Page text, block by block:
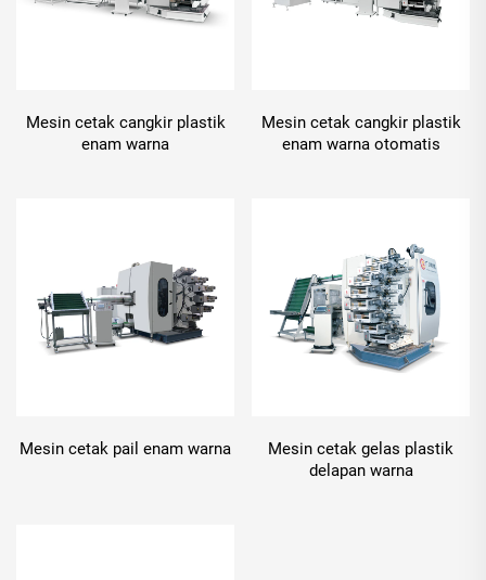
Mesin cetak cangkir plastik
enam warna
Mesin cetak cangkir plastik
enam warna otomatis
Mesin cetak pail enam warna
Mesin cetak gelas plastik
delapan warna